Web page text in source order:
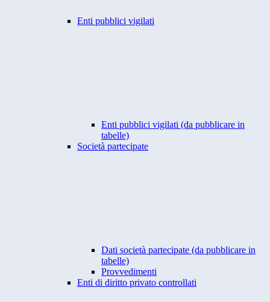
Enti pubblici vigilati
Enti pubblici vigilati (da pubblicare in
tabelle)
Società partecipate
Dati società partecipate (da pubblicare in
tabelle)
Provvedimenti
Enti di diritto privato controllati